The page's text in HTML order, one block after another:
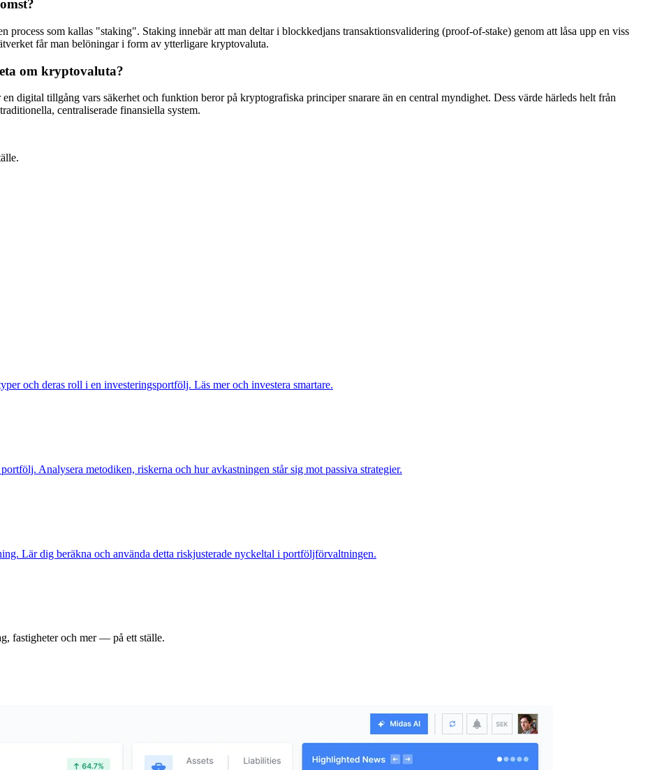
process som kallas "staking". Staking innebär att man deltar i blockkedjans transaktionsvalidering (proof-of-stake) genom att låsa upp en viss
får man belöningar i form av ytterligare kryptovaluta.
om kryptovaluta?
digital tillgång vars säkerhet och funktion beror på kryptografiska principer snarare än en central myndighet. Dess värde härleds helt från
centraliserade finansiella system.
och deras roll i en investeringsportfölj. Läs mer och investera smartare.
Analysera metodiken, riskerna och hur avkastningen står sig mot passiva strategier.
Lär dig beräkna och använda detta riskjusterade nyckeltal i portföljförvaltningen.
fastigheter och mer — på ett ställe.